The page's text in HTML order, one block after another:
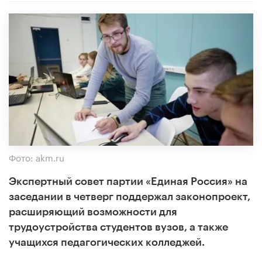
Фото: akm.ru
Экспертный совет партии «Единая Россия» на
заседании в четверг поддержал законопроект,
расширяющий возможности для
трудоустройства студентов вузов, а также
учащихся педагогических колледжей.